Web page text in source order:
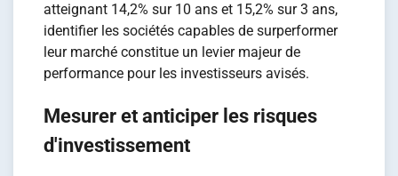
atteignant 14,2% sur 10 ans et 15,2% sur 3 ans,
identifier les sociétés capables de surperformer
leur marché constitue un levier majeur de
performance pour les investisseurs avisés.
Mesurer et anticiper les risques
d'investissement